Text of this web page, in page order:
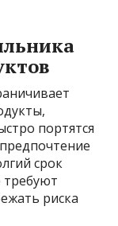
портятся
срок
требуют
риска